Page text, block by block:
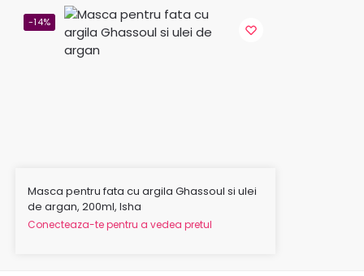
-14%
Masca pentru fata cu argila Ghassoul si ulei
de argan, 200ml, Isha
Conecteaza-te pentru a vedea pretul